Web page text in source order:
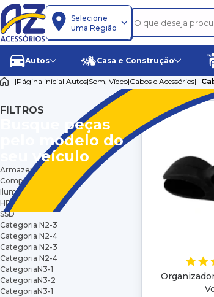
Selecione
uma Região
Autos Casa e Construção
|Página inicial|Autos|Som, Vídeo|Cabos e Acessórios|
FILTROS
Busque peças
pelo modelo do
seu veículo
Armazenamento
Componentes
Iluminação
HD
SSD
Categoria N2-3
Categoria N2-4
Categoria N2-3
Categoria N2-4
CategoriaN3-1
CategoriaN3-2
CategoriaN3-1
Resultado: 2